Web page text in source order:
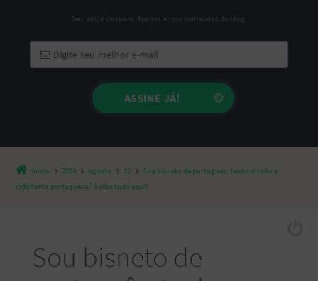
Sem envio de spam. Apenas novos conteúdos do blog.
Início 2024 agosto 12
Sou bisneto de português: tenho direito à
cidadania portuguesa? Saiba tudo aqui!
Sou bisneto de